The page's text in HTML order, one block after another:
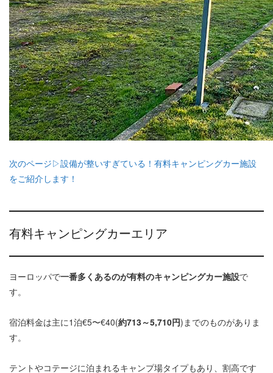
次のページ▷設備が整いすぎている！有料キャンピングカー施設
をご紹介します！
有料キャンピングカーエリア
ヨーロッパで一番多くあるのが有料のキャンピングカー施設で
す。
宿泊料金は主に1泊€5〜€40(約713～5,710円)までのものがありま
す。
テントやコテージに泊まれるキャンプ場タイプもあり、割高です